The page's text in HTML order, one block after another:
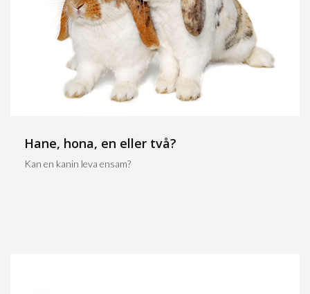
Hane, hona, en eller två?
Kan en kanin leva ensam?